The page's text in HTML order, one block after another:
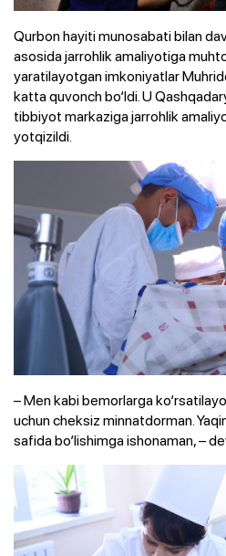
Qurbon hayiti munosabati bilan
asosida jarrohlik amaliyotiga
yaratilayotgan imkoniyatlar
katta quvonch bo‘ldi. U
tibbiyot markaziga jarrohlik
yotqizildi.
– Men kabi bemorlarga
uchun cheksiz minnatdorman.
safida bo‘lishimga ishonaman, –